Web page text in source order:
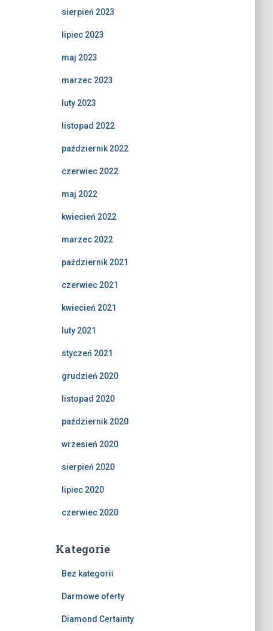
sierpień 2023
lipiec 2023
maj 2023
marzec 2023
luty 2023
listopad 2022
październik 2022
czerwiec 2022
maj 2022
kwiecień 2022
marzec 2022
październik 2021
czerwiec 2021
kwiecień 2021
luty 2021
styczeń 2021
grudzień 2020
listopad 2020
październik 2020
wrzesień 2020
sierpień 2020
lipiec 2020
czerwiec 2020
Kategorie
Bez kategorii
Darmowe oferty
Diamond Certainty